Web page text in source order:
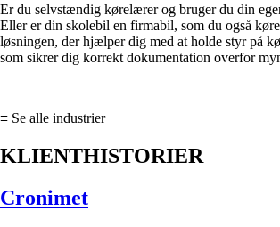
Er du selvstændig kørelærer og bruger du din
Eller er din skolebil en firmabil, som du også
løsningen, der hjælper dig med at holde styr på
som sikrer dig korrekt dokumentation overfor
≡ Se alle industrier
KLIENTHISTORIER
Cronimet